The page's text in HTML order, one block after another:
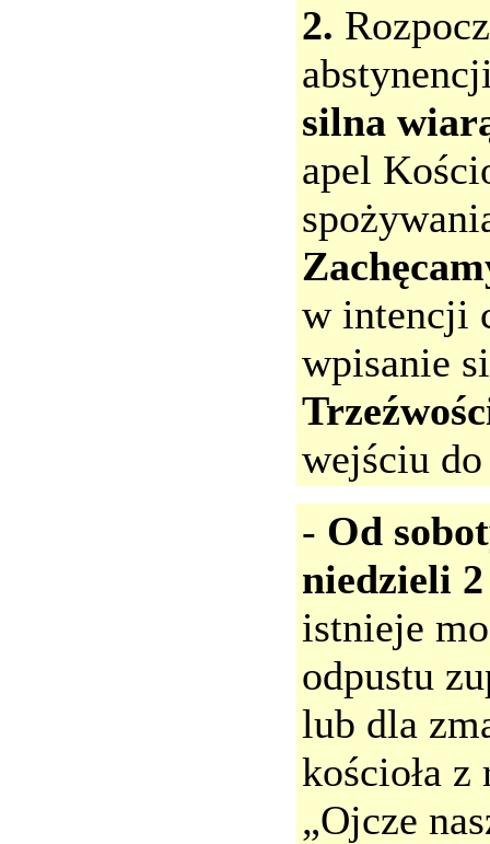
2.
silna
apel
w intencji
wpisanie
wejściu
- Od
niedzieli
istnieje
odpustu
lub dla
kościoła
„Ojcze